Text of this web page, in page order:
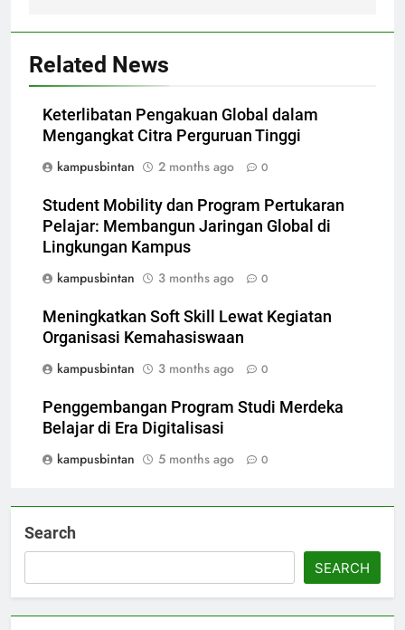
Related News
Keterlibatan Pengakuan Global dalam
Mengangkat Citra Perguruan Tinggi
kampusbintan
2 months ago 0
Student Mobility dan Program Pertukaran
Pelajar: Membangun Jaringan Global di
Lingkungan Kampus
kampusbintan
3 months ago 0
Meningkatkan Soft Skill Lewat Kegiatan
Organisasi Kemahasiswaan
kampusbintan
3 months ago 0
Penggembangan Program Studi Merdeka
Belajar di Era Digitalisasi
kampusbintan
5 months ago 0
Search
SEARCH